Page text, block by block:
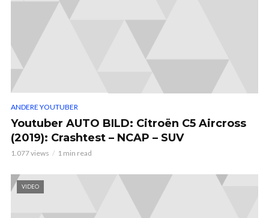
ANDERE YOUTUBER
Youtuber AUTO BILD: Citroën C5 Aircross
(2019): Crashtest – NCAP – SUV
1.077 views 1 min read
VIDEO